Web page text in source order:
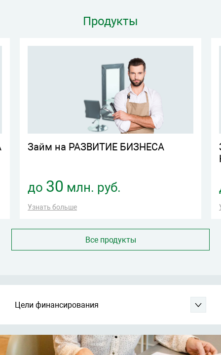
Продукты
Займ на РАЗВИТИЕ БИЗНЕСА
до 30 млн. руб.
Узнать больше
Все продукты
Цели финансирования